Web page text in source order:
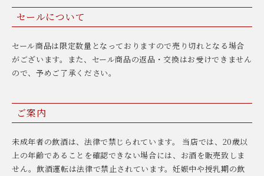
セールについて
セール商品は限定数量となっておりますので売り切れとなる場合
がございます。また、セール商品の返品・交換はお受けできません
ので、予めご了承ください。
ご案内
未成年者の飲酒は、法律で禁じられています。 当店では、20歳以
上の年齢であることを確認できない場合には、お酒を販売致しま
せん。飲酒運転は法律で禁止されています。妊娠中や授乳期の飲